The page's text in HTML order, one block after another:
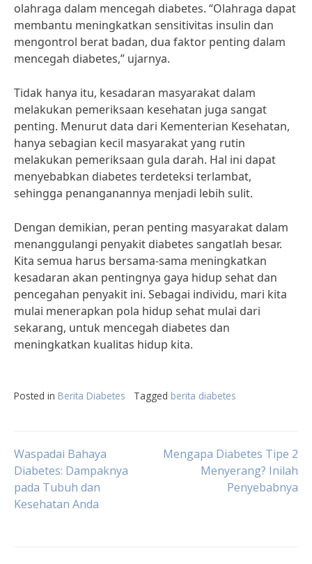
olahraga dalam mencegah diabetes. “Olahraga dapat
membantu meningkatkan sensitivitas insulin dan
mengontrol berat badan, dua faktor penting dalam
mencegah diabetes,” ujarnya.
Tidak hanya itu, kesadaran masyarakat dalam
melakukan pemeriksaan kesehatan juga sangat
penting. Menurut data dari Kementerian Kesehatan,
hanya sebagian kecil masyarakat yang rutin
melakukan pemeriksaan gula darah. Hal ini dapat
menyebabkan diabetes terdeteksi terlambat,
sehingga penanganannya menjadi lebih sulit.
Dengan demikian, peran penting masyarakat dalam
menanggulangi penyakit diabetes sangatlah besar.
Kita semua harus bersama-sama meningkatkan
kesadaran akan pentingnya gaya hidup sehat dan
pencegahan penyakit ini. Sebagai individu, mari kita
mulai menerapkan pola hidup sehat mulai dari
sekarang, untuk mencegah diabetes dan
meningkatkan kualitas hidup kita.
Posted in Berita Diabetes Tagged berita diabetes
Post
navigation
Waspadai Bahaya
Diabetes: Dampaknya
pada Tubuh dan
Kesehatan Anda
Mengapa Diabetes Tipe 2
Menyerang? Inilah
Penyebabnya